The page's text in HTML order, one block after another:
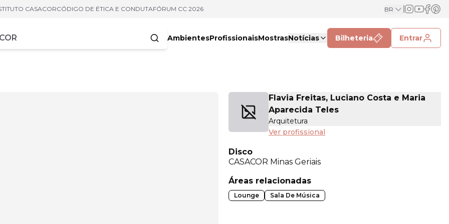
CASACORCÓDIGO DE ÉTICA E CONDUTAFÓRUM CC 2026 BR
AmbientesProfissionaisMostrasNotícias Bilheteria Entrar
Flavia Freitas, Luciano Costa e Maria
Aparecida Teles
Arquitetura
Ver profissional
Disco
CASACOR Minas Geriais
Áreas relacionadas
Lounge Sala De Música